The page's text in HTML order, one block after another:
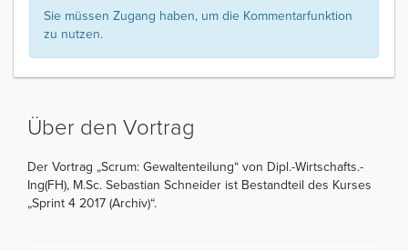
Sie müssen Zugang haben, um die Kommentarfunktion
zu nutzen.
Über den Vortrag
Der Vortrag „Scrum: Gewaltenteilung“ von Dipl.-Wirtschafts.-
Ing(FH), M.Sc. Sebastian Schneider ist Bestandteil des Kurses
„Sprint 4 2017 (Archiv)“.